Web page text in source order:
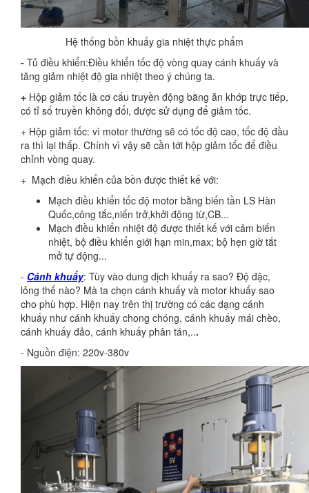
Hệ thống bồn khuấy gia nhiệt thực phẩm
- Tủ điều khiển:Điều khiển tốc độ vòng quay cánh khuấy và
tăng giảm nhiệt độ gia nhiệt theo ý chúng ta.
+ Hộp giảm tốc là cơ cấu truyền động bằng ăn khớp trực tiếp,
có tỉ số truyền không đổi, được sử dụng để giảm tốc.
+ Hộp giảm tốc: vì motor thường sẽ có tốc độ cao, tốc độ đầu
ra thì lại thấp. Chính vì vậy sẽ cần tới hộp giảm tốc để điều
chỉnh vòng quay.
+ Mạch điều khiển của bồn được thiết kế với:
Mạch điều khiển tốc độ motor bằng biến tần LS Hàn
Quốc,công tắc,niến trở,khởi động từ,CB...
Mạch điều khiển nhiệt độ được thiết kế với cảm biến
nhiệt, bộ điều khiển giới hạn min,max; bộ hẹn giờ tắt
mở tự động...
- Cánh khuấy: Tùy vào dung dịch khuấy ra sao? Độ đặc,
lỏng thế nào? Mà ta chọn cánh khuấy và motor khuấy sao
cho phù hợp. Hiện nay trên thị trường có các dạng cánh
khuấy như cánh khuấy chong chóng, cánh khuấy mái chèo,
cánh khuấy đảo, cánh khuấy phân tán,...
- Nguồn điện: 220v-380v